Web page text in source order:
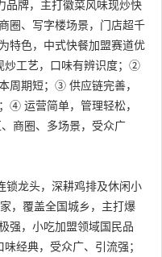
品牌，主打徽菜风味现炒快
圈、写字楼场景，门店超千
特色，中式快餐加盟赛道优
炒工艺，口味有辨识度；②
周期短；③ 供应链完善，
④ 运营简单，管理轻松，
商圈、多场景，受众广
锁龙头，深耕鸡排及休闲小
，覆盖全国城乡，主打爆
强，小吃加盟领域国民品
经典，受众广、引流强；